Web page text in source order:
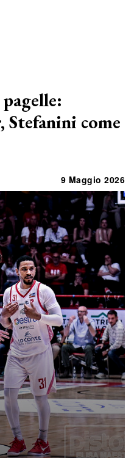
Stefanini come
9 Maggio 2026